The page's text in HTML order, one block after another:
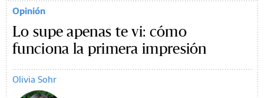
Opinión
Lo supe apenas te vi: cómo
funciona la primera impresión
Olivia Sohr